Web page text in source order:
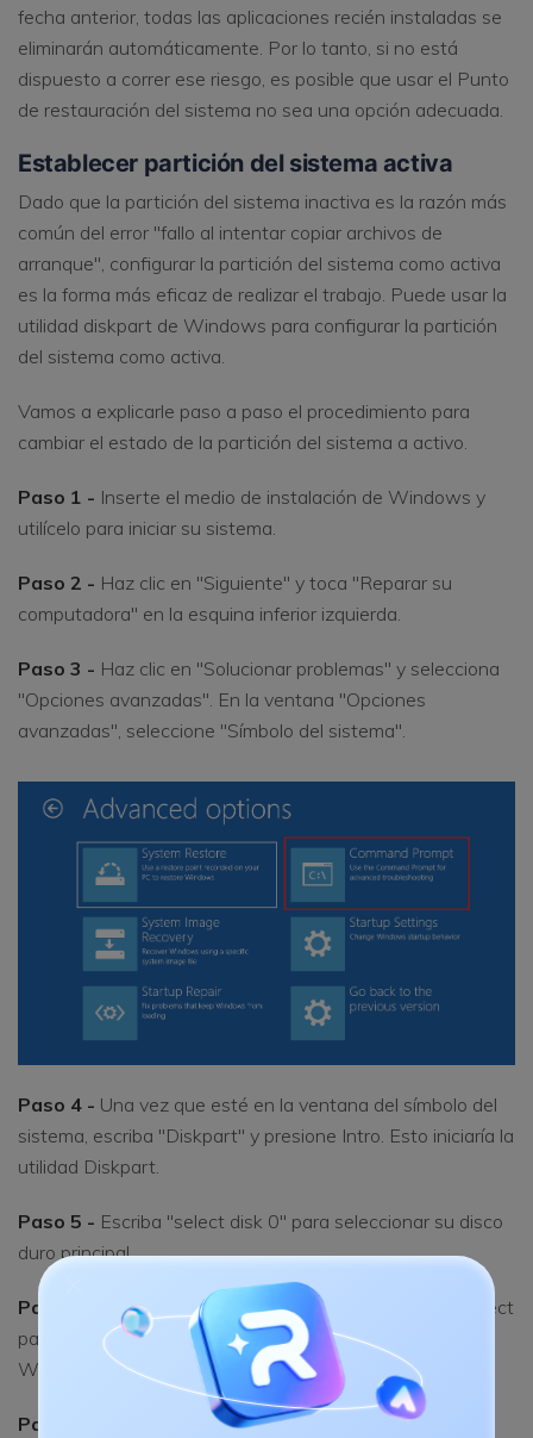
fecha anterior, todas las aplicaciones recién instaladas se
eliminarán automáticamente. Por lo tanto, si no está
dispuesto a correr ese riesgo, es posible que usar el Punto
de restauración del sistema no sea una opción adecuada.
Establecer partición del sistema activa
Dado que la partición del sistema inactiva es la razón más
común del error "fallo al intentar copiar archivos de
arranque", configurar la partición del sistema como activa
es la forma más eficaz de realizar el trabajo. Puede usar la
utilidad diskpart de Windows para configurar la partición
del sistema como activa.
Vamos a explicarle paso a paso el procedimiento para
cambiar el estado de la partición del sistema a activo.
Paso 1 - Inserte el medio de instalación de Windows y
utilícelo para iniciar su sistema.
Paso 2 - Haz clic en "Siguiente" y toca "Reparar su
computadora" en la esquina inferior izquierda.
Paso 3 - Haz clic en "Solucionar problemas" y selecciona
"Opciones avanzadas". En la ventana "Opciones
avanzadas", seleccione "Símbolo del sistema".
Paso 4 - Una vez que esté en la ventana del símbolo del
sistema, escriba "Diskpart" y presione Intro. Esto iniciaría la
utilidad Diskpart.
Paso 5 - Escriba "select disk 0" para seleccionar su disco
duro principal.
Paso 6 -
Escriba "list partition" y utilice el comando "select
partition" para elegir la partición en la que ha instalado
Windows.
Paso 7: Escriba "active" para marcar la partición